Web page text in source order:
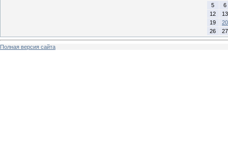
5
6
12
13
19
20
26
27
Полная версия сайта